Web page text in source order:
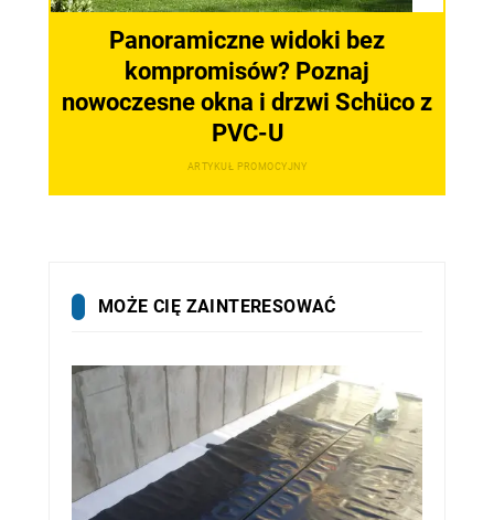
Panoramiczne widoki bez
kompromisów? Poznaj
nowoczesne okna i drzwi Schüco z
PVC-U
ARTYKUŁ PROMOCYJNY
MOŻE CIĘ ZAINTERESOWAĆ